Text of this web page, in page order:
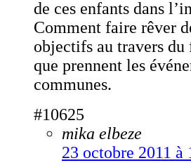
de ces enfants dans
Comment faire rêver
objectifs au travers
que prennent les
communes.
#10625
mika elbeze
23 octobre 2011 à